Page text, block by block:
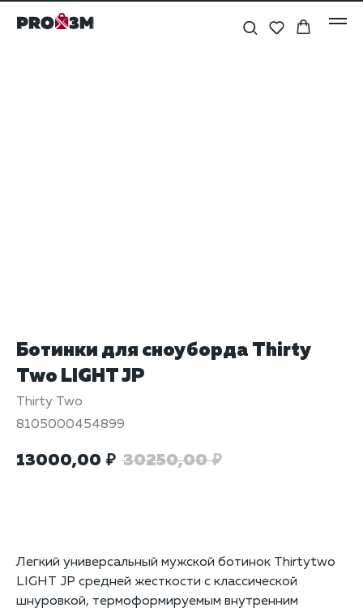
Ботинки для сноуборда Thirty
Two LIGHT JP
Thirty Two
8105000454899
13000,00 ₽ 30250,00 ₽
Легкий универсальный мужской ботинок Thirtytwo
LIGHT JP средней жесткости с классической
шнуровкой, термоформируемым внутренним